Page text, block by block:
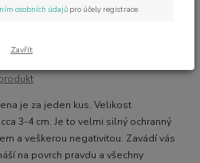
je za jeden kus. Velikost
3-4 cm. Je to velmi silný ochranný
a veškerou negativitou. Zavádí vás
na povrch pravdu a všechny
osobních údajů pro účely registrace.
Zavřít